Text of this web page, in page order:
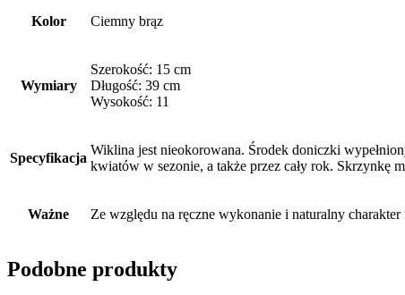
Kolor Ciemny brąz
Wymiary
Szerokość: 15 cm
Długość: 39 cm
Wysokość: 11
Specyfikacja
Wiklina jest nieokorowana. Środek doniczki
kwiatów w sezonie, a także przez cały rok. Skrzynkę
Ważne Ze względu na ręczne wykonanie i naturalny
Podobne produkty